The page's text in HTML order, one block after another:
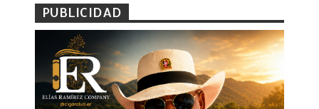
PUBLICIDAD